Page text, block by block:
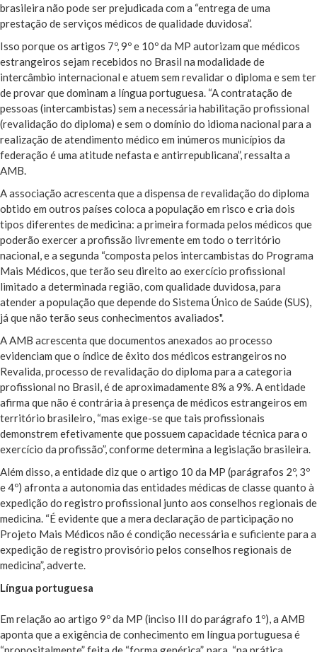
brasileira não pode ser prejudicada com a “entrega de uma
prestação de serviços médicos de qualidade duvidosa”.
Isso porque os artigos 7º, 9º e 10º da MP autorizam que médicos
estrangeiros sejam recebidos no Brasil na modalidade de
intercâmbio internacional e atuem sem revalidar o diploma e sem ter
de provar que dominam a língua portuguesa. “A contratação de
pessoas (intercambistas) sem a necessária habilitação profissional
(revalidação do diploma) e sem o domínio do idioma nacional para a
realização de atendimento médico em inúmeros municípios da
federação é uma atitude nefasta e antirrepublicana”, ressalta a
AMB.
A associação acrescenta que a dispensa de revalidação do diploma
obtido em outros países coloca a população em risco e cria dois
tipos diferentes de medicina: a primeira formada pelos médicos que
poderão exercer a profissão livremente em todo o território
nacional, e a segunda “composta pelos intercambistas do Programa
Mais Médicos, que terão seu direito ao exercício profissional
limitado a determinada região, com qualidade duvidosa, para
atender a população que depende do Sistema Único de Saúde (SUS),
já que não terão seus conhecimentos avaliados".
A AMB acrescenta que documentos anexados ao processo
evidenciam que o índice de êxito dos médicos estrangeiros no
Revalida, processo de revalidação do diploma para a categoria
profissional no Brasil, é de aproximadamente 8% a 9%. A entidade
afirma que não é contrária à presença de médicos estrangeiros em
território brasileiro, “mas exige-se que tais profissionais
demonstrem efetivamente que possuem capacidade técnica para o
exercício da profissão”, conforme determina a legislação brasileira.
Além disso, a entidade diz que o artigo 10 da MP (parágrafos 2º, 3º
e 4º) afronta a autonomia das entidades médicas de classe quanto à
expedição do registro profissional junto aos conselhos regionais de
medicina. “É evidente que a mera declaração de participação no
Projeto Mais Médicos não é condição necessária e suficiente para a
expedição de registro provisório pelos conselhos regionais de
medicina”, adverte.
Língua portuguesa
Em relação ao artigo 9º da MP (inciso III do parágrafo 1º), a AMB
aponta que a exigência de conhecimento em língua portuguesa é